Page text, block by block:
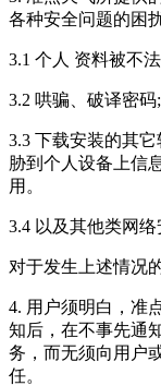
各种安全问题的困
3.1 个人 资料被不
3.2 哄骗、破译密码;
3.3 下载安装的其
胁到个人设备上信
用。
3.4 以及其他类网
对于发生上述情况
4. 用户须明白，准
知后，在不事先通
务，而无须向用户
任。